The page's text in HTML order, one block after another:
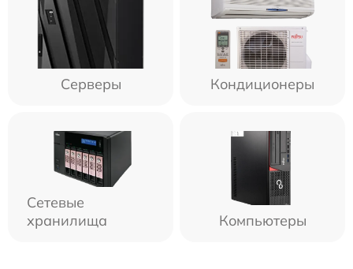
Серверы Кондиционеры
Сетевые
хранилища
Компьютеры